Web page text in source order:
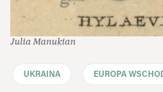
Julia Manukian
UKRAINA EUROPA